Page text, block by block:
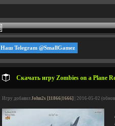
Наш Telegram @SmallGamez
Скачать игру Zombies on a Plane
Игру добавил John2s [11866|1666] | 2016-05-02